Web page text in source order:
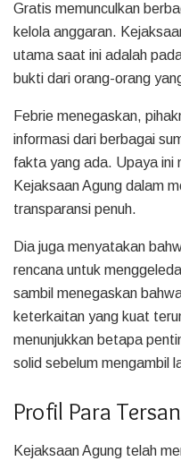
Gratis memunculkan
kelola anggaran.
utama saat ini adalah
bukti dari orang-orang
Febrie menegaskan,
informasi dari berbagai
fakta yang ada. Upaya ini
Kejaksaan Agung dalam
transparansi penuh.
Dia juga menyatakan
rencana untuk
sambil menegaskan
keterkaitan yang kuat
menunjukkan betapa
solid sebelum mengambil
Profil Para
Kejaksaan Agung telah